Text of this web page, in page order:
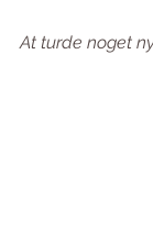
At turde noget